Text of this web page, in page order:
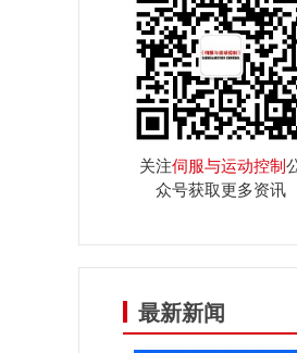
关注伺服与运动控制
众号获取更多资讯
最新新闻